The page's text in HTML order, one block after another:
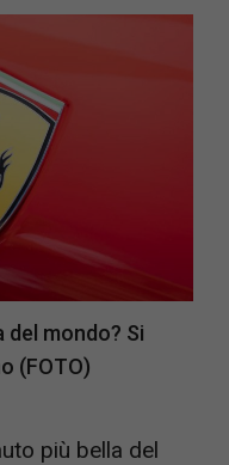
del mondo? Si
(FOTO)
più bella del